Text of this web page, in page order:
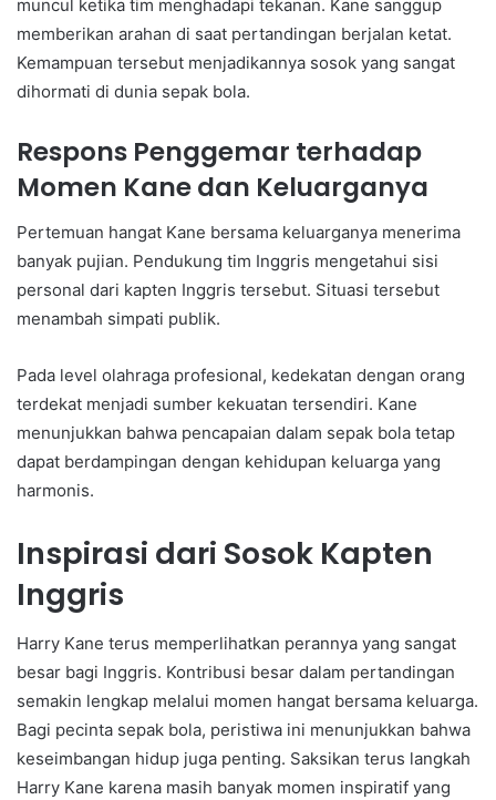
muncul ketika tim menghadapi tekanan. Kane sanggup
memberikan arahan di saat pertandingan berjalan ketat.
Kemampuan tersebut menjadikannya sosok yang sangat
dihormati di dunia sepak bola.
Respons Penggemar terhadap
Momen Kane dan Keluarganya
Pertemuan hangat Kane bersama keluarganya menerima
banyak pujian. Pendukung tim Inggris mengetahui sisi
personal dari kapten Inggris tersebut. Situasi tersebut
menambah simpati publik.
Pada level olahraga profesional, kedekatan dengan orang
terdekat menjadi sumber kekuatan tersendiri. Kane
menunjukkan bahwa pencapaian dalam sepak bola tetap
dapat berdampingan dengan kehidupan keluarga yang
harmonis.
Inspirasi dari Sosok Kapten
Inggris
Harry Kane terus memperlihatkan perannya yang sangat
besar bagi Inggris. Kontribusi besar dalam pertandingan
semakin lengkap melalui momen hangat bersama keluarga.
Bagi pecinta sepak bola, peristiwa ini menunjukkan bahwa
keseimbangan hidup juga penting. Saksikan terus langkah
Harry Kane karena masih banyak momen inspiratif yang